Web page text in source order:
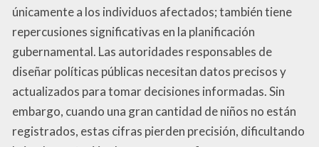
únicamente a los individuos afectados; también tiene
repercusiones significativas en la planificación
gubernamental. Las autoridades responsables de
diseñar políticas públicas necesitan datos precisos y
actualizados para tomar decisiones informadas. Sin
embargo, cuando una gran cantidad de niños no están
registrados, estas cifras pierden precisión, dificultando